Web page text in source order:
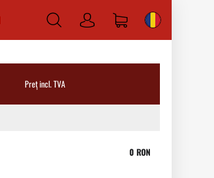
Log
Preț incl. TVA
0 RON